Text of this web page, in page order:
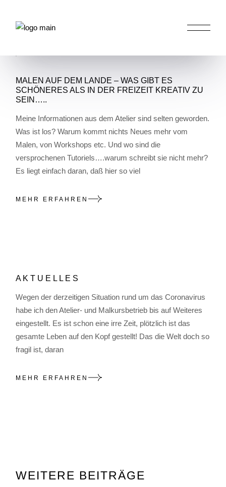
contentHOME POSTS TAGGED "DIE KLEINE SERIE"
MALEN AUF DEM LANDE – WAS GIBT ES
SCHÖNERES ALS IN DER FREIZEIT KREATIV ZU
SEIN…..
Meine Informationen aus dem Atelier sind selten geworden.
Was ist los? Warum kommt nichts Neues mehr vom
Malen, von Workshops etc. Und wo sind die
versprochenen Tutoriels….warum schreibt sie nicht mehr?
Es liegt einfach daran, daß hier so viel
MEHR ERFAHREN
A K T U E L L E S
Wegen der derzeitigen Situation rund um das Coronavirus
habe ich den Atelier- und Malkursbetrieb bis auf Weiteres
eingestellt. Es ist schon eine irre Zeit, plötzlich ist das
gesamte Leben auf den Kopf gestellt! Das die Welt doch so
fragil ist, daran
MEHR ERFAHREN
WEITERE BEITRÄGE